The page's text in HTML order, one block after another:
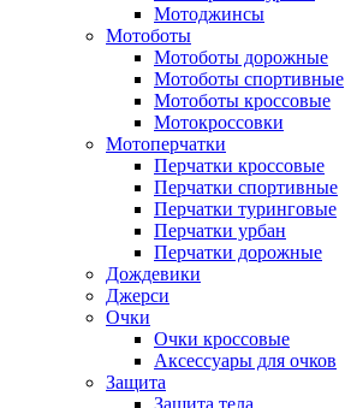
Мотоджинсы
Мотоботы
Мотоботы дорожные
Мотоботы спортивные
Мотоботы кроссовые
Мотокроссовки
Мотоперчатки
Перчатки кроссовые
Перчатки спортивные
Перчатки туринговые
Перчатки урбан
Перчатки дорожные
Дождевики
Джерси
Очки
Очки кроссовые
Аксессуары для очков
Защита
Защита тела